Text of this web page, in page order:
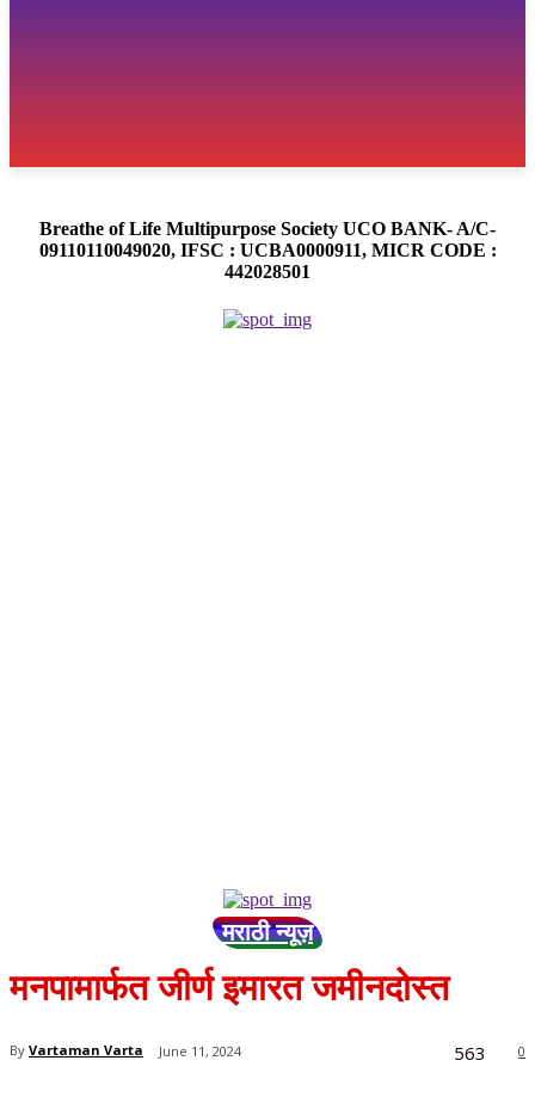
Breathe of Life Multipurpose Society UCO BANK- A/C-
09110110049020, IFSC : UCBA0000911, MICR CODE :
442028501
मराठी न्यूज़
मनपामार्फत जीर्ण इमारत जमीनदोस्त
By Vartaman Varta June 11, 2024 0
563